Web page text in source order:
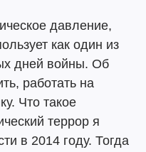
давление,
как один из
дней войны. Об
работать на
Что такое
террор я
в 2014 году. Тогда